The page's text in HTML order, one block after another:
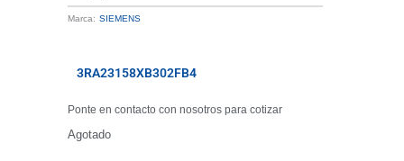
Marca: SIEMENS
3RA23158XB302FB4
Ponte en contacto con nosotros para cotizar
Agotado